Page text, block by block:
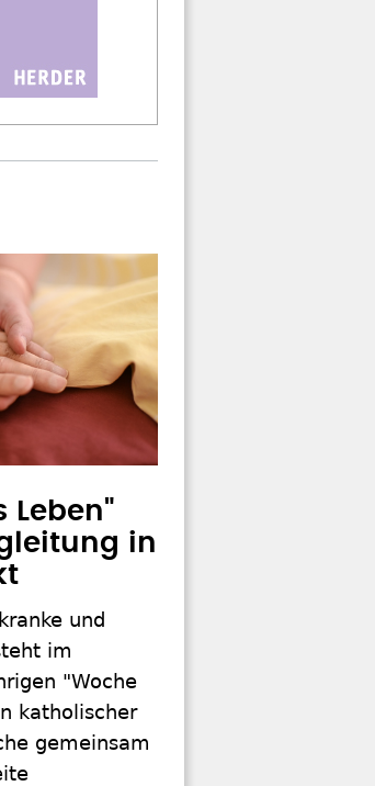
Leben"
in
und
im
"Woche
katholischer
gemeinsam